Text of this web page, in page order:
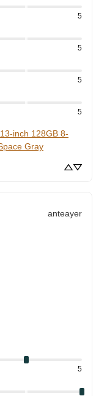
5
5
5
5
inch 128GB 8-
Gray
anteayer
5